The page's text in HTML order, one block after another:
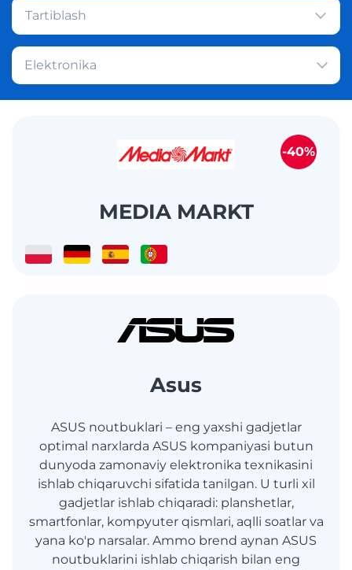
Tartiblash
Elektronika
MEDIA MARKT
-40%
Asus
ASUS noutbuklari – eng yaxshi gadjetlar
optimal narxlarda ASUS kompaniyasi butun
dunyoda zamonaviy elektronika texnikasini
ishlab chiqaruvchi sifatida tanilgan. U turli xil
gadjetlar ishlab chiqaradi: planshetlar,
smartfonlar, kompyuter qismlari, aqlli soatlar va
yana ko'p narsalar. Ammo brend aynan ASUS
noutbuklarini ishlab chiqarish bilan eng